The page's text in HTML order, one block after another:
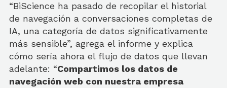
“BiScience ha pasado de recopilar el historial
de navegación a conversaciones completas de
IA, una categoría de datos significativamente
más sensible”, agrega el informe y explica
cómo sería ahora el flujo de datos que llevan
adelante: “Compartimos los datos de
navegación web con nuestra empresa